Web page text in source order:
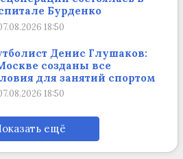
Бурденко
18:50
Денис Глушаков:
созданы все
для занятий спортом
18:50
ещё